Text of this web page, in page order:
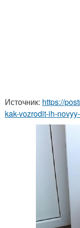
Источник: https://
kak-vozrodit-ih-